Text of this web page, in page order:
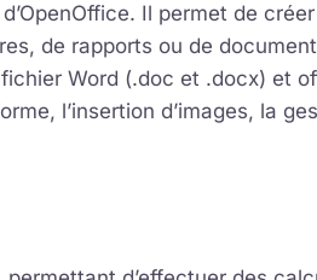
Il permet de
de rapports ou de
Word (.doc et .docx) et
l’insertion d’images, la